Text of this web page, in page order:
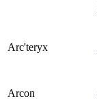
Arc'teryx
Arcon